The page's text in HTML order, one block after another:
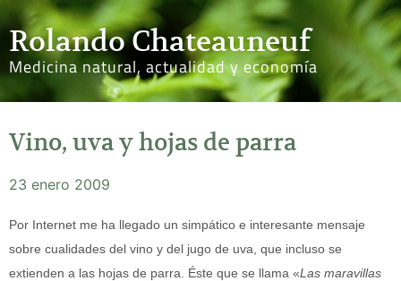
Rolando Chateauneuf
Medicina natural, actualidad y economía
Vino, uva y hojas de parra
23 enero 2009
Por Internet me ha llegado un simpático e interesante mensaje
sobre cualidades del vino y del jugo de uva, que incluso se
extienden a las hojas de parra. Éste que se llama «Las maravillas